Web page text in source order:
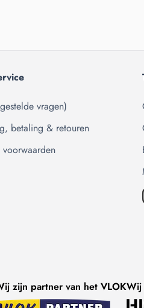
vragen)
betaling & retouren
zijn partner van het VLOKWij